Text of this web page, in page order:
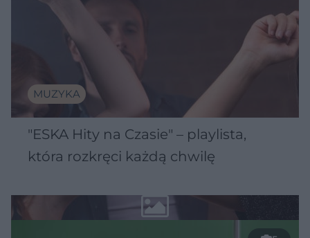
MUZYKA
"ESKA Hity na Czasie" – playlista,
która rozkręci każdą chwilę